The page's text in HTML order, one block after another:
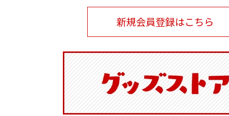
新規会員登録はこちら